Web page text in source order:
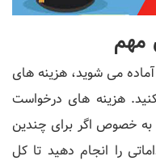
مهم
می شوید، هزینه های
هزینه های درخواست
به خصوص اگر برای چندین
را انجام دهید تا کل